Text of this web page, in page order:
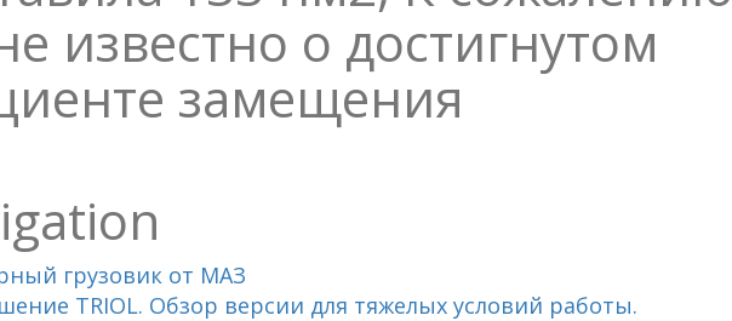
известно о достигнутом
замещения
грузовик от МАЗ
TRIOL. Обзор версии для тяжелых условий работы.